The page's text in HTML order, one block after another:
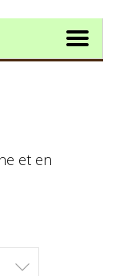
et en
